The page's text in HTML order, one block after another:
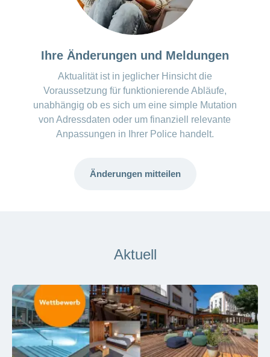
Ihre Änderungen und Meldungen
Aktualität ist in jeglicher Hinsicht die
Voraussetzung für funktionierende Abläufe,
unabhängig ob es sich um eine simple Mutation
von Adressdaten oder um finanziell relevante
Anpassungen in Ihrer Police handelt.
Änderungen mitteilen
Aktuell